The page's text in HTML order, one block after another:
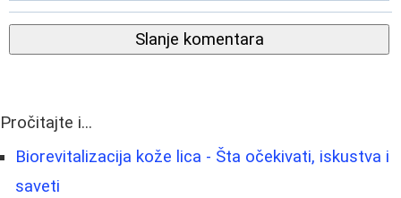
Slanje komentara
Pročitajte i...
Biorevitalizacija kože lica - Šta očekivati, iskustva i
saveti